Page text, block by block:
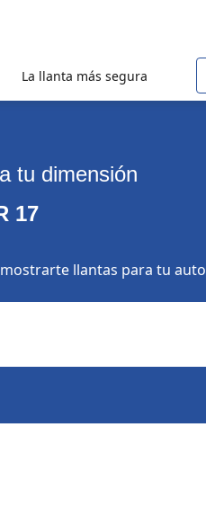
La llanta más segura
tu dimensión
17
llantas para tu auto